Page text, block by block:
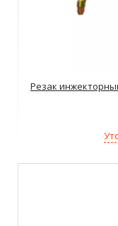
Резак